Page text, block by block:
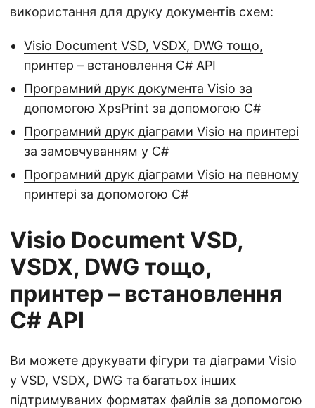
використання для друку документів схем:
Visio Document VSD, VSDX, DWG тощо,
принтер – встановлення C# API
Програмний друк документа Visio за
допомогою XpsPrint за допомогою C#
Програмний друк діаграми Visio на принтері
за замовчуванням у C#
Програмний друк діаграми Visio на певному
принтері за допомогою C#
Visio Document VSD,
VSDX, DWG тощо,
принтер – встановлення
C# API
Ви можете друкувати фігури та діаграми Visio
у VSD, VSDX, DWG та багатьох інших
підтримуваних форматах файлів за допомогою